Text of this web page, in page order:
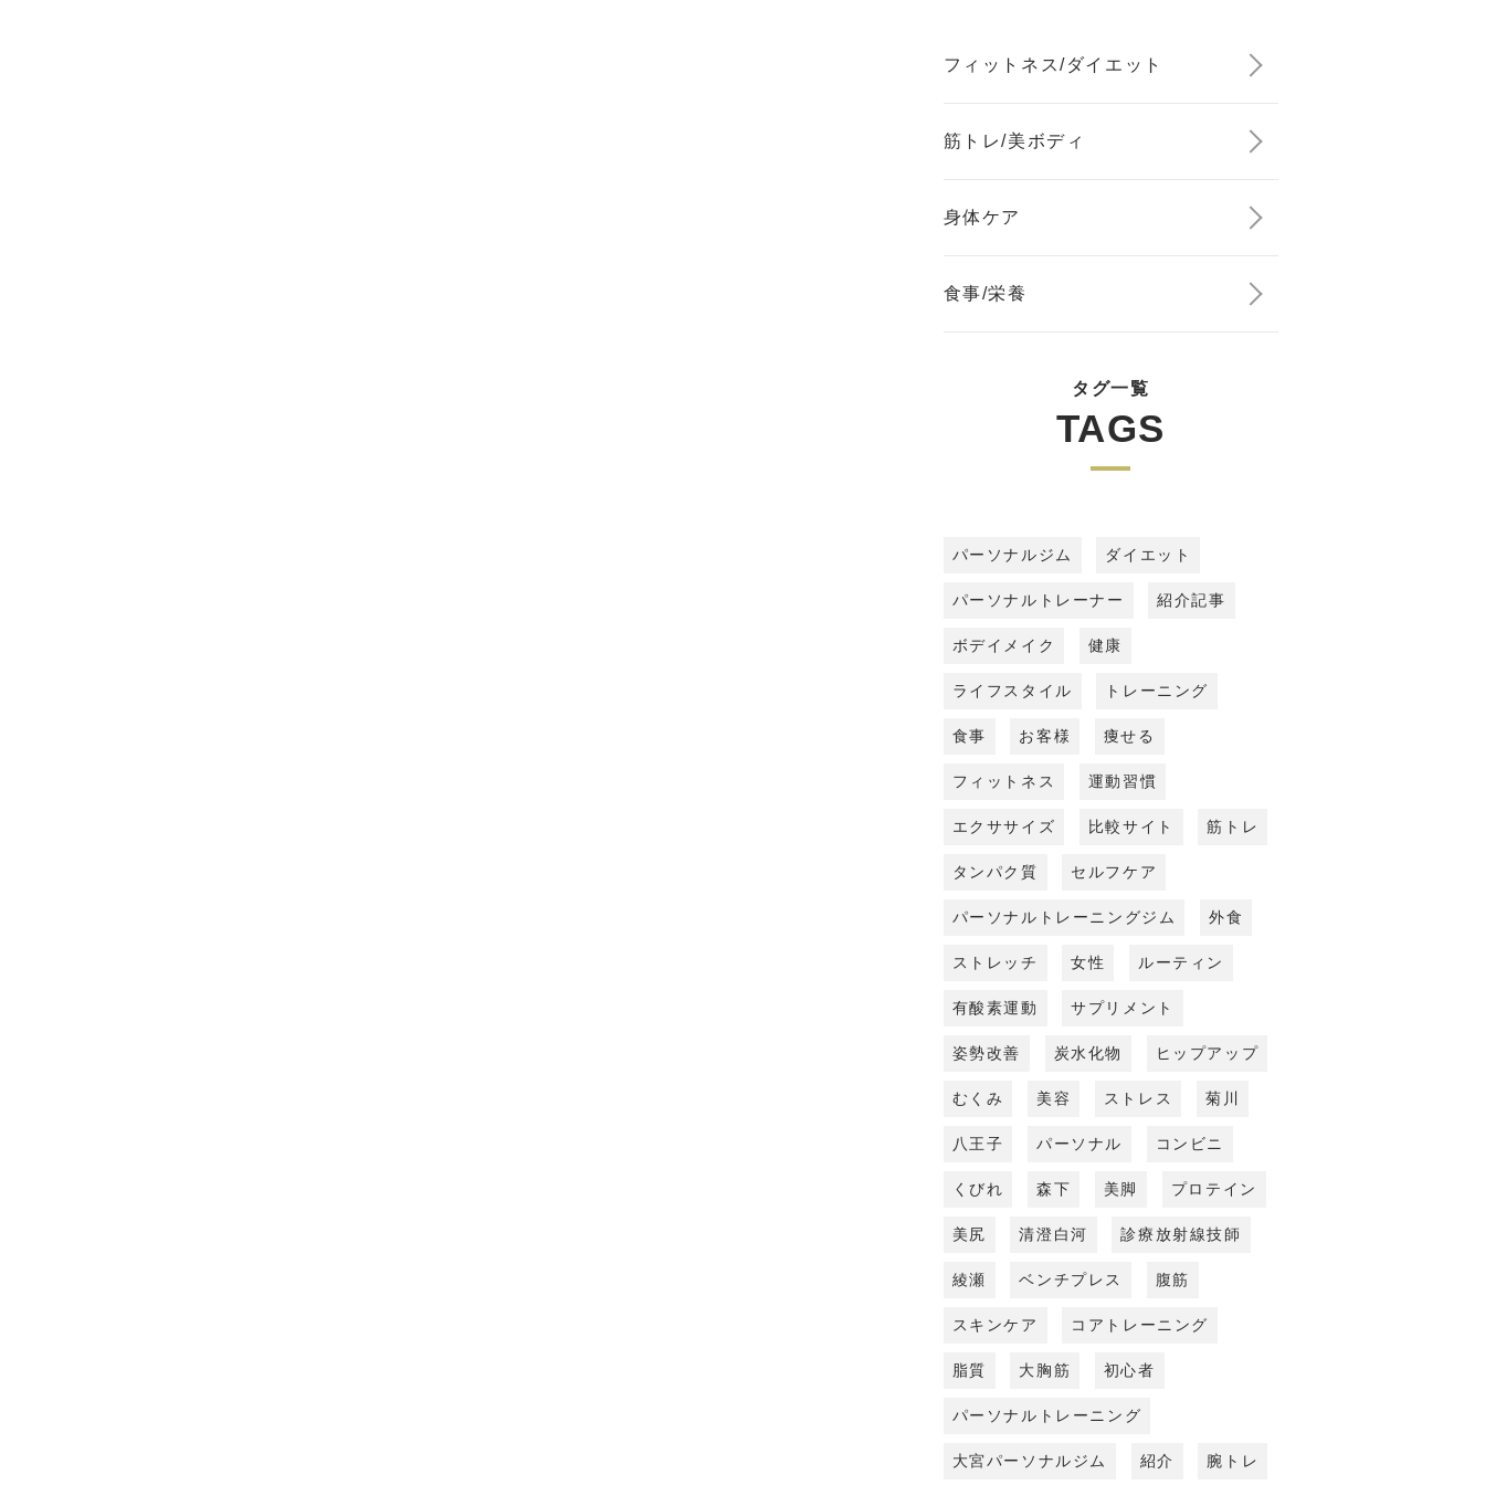
フィットネス/ダイエット
筋トレ/美ボディ
身体ケア
食事/栄養
タグ一覧
TAGS
パーソナルジム ダイエット
パーソナルトレーナー 紹介記事
ボデイメイク 健康
ライフスタイル トレーニング
食事 お客様 痩せる
フィットネス 運動習慣
エクササイズ 比較サイト 筋トレ
タンパク質 セルフケア
パーソナルトレーニングジム 外食
ストレッチ 女性 ルーティン
有酸素運動 サプリメント
姿勢改善 炭水化物 ヒップアップ
むくみ 美容 ストレス 菊川
八王子 パーソナル コンビニ
くびれ 森下 美脚 プロテイン
美尻 清澄白河 診療放射線技師
綾瀬 ベンチプレス 腹筋
スキンケア コアトレーニング
脂質 大胸筋 初心者
パーソナルトレーニング
大宮パーソナルジム 紹介 腕トレ